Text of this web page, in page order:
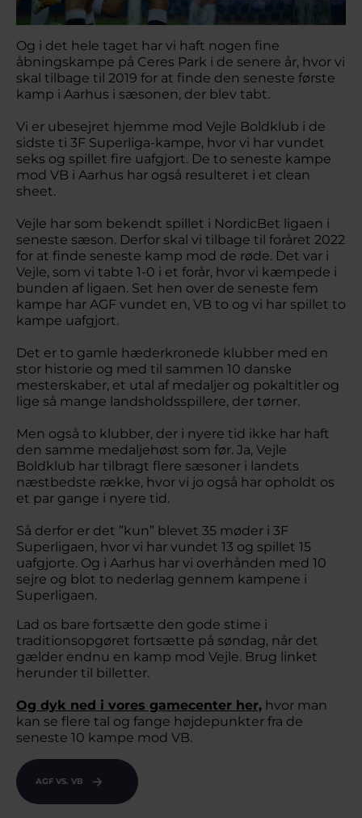
Og i det hele taget har vi haft nogen fine
åbningskampe på Ceres Park i de senere år, hvor vi
skal tilbage til 2019 for at finde den seneste første
kamp i Aarhus i sæsonen, der blev tabt.
Vi er ubesejret hjemme mod Vejle Boldklub i de
sidste ti 3F Superliga-kampe, hvor vi har vundet
seks og spillet fire uafgjort. De to seneste kampe
mod VB i Aarhus har også resulteret i et clean
sheet.
Vejle har som bekendt spillet i NordicBet ligaen i
seneste sæson. Derfor skal vi tilbage til foråret 2022
for at finde seneste kamp mod de røde. Det var i
Vejle, som vi tabte 1-0 i et forår, hvor vi kæmpede i
bunden af ligaen. Set hen over de seneste fem
kampe har AGF vundet en, VB to og vi har spillet to
kampe uafgjort.
Det er to gamle hæderkronede klubber med en
stor historie og med til sammen 10 danske
mesterskaber, et utal af medaljer og pokaltitler og
lige så mange landsholdsspillere, der tørner.
Men også to klubber, der i nyere tid ikke har haft
den samme medaljehøst som før. Ja, Vejle
Boldklub har tilbragt flere sæsoner i landets
næstbedste række, hvor vi jo også har opholdt os
et par gange i nyere tid.
Så derfor er det ”kun” blevet 35 møder i 3F
Superligaen, hvor vi har vundet 13 og spillet 15
uafgjorte. Og i Aarhus har vi overhånden med 10
sejre og blot to nederlag gennem kampene i
Superligaen.
Lad os bare fortsætte den gode stime i
traditionsopgøret fortsætte på søndag, når det
gælder endnu en kamp mod Vejle. Brug linket
herunder til billetter.
Og dyk ned i vores gamecenter her, hvor man
kan se flere tal og fange højdepunkter fra de
seneste 10 kampe mod VB.
AGF VS. VB